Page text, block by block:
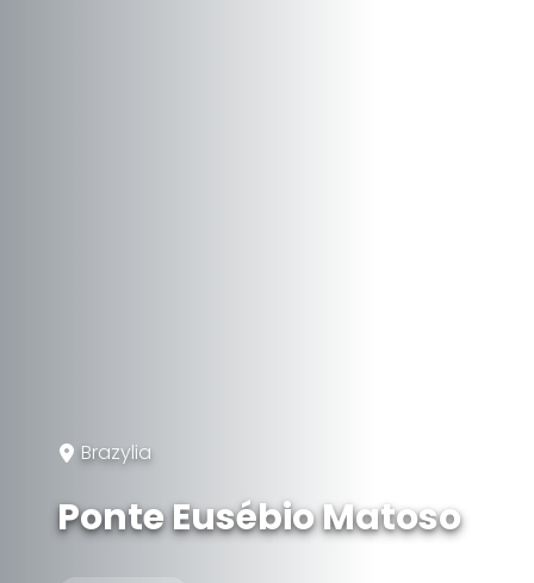
Brazylia
Ponte Eusébio Matoso